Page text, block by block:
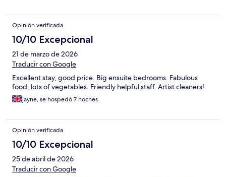
Opinión verificada
10/10 Excepcional
21 de marzo de 2026
Traducir con Google
Excellent stay, good price. Big ensuite bedrooms. Fabulous
food, lots of vegetables. Friendly helpful staff. Artist cleaners!
jayne, se hospedó 7 noches
Opinión verificada
10/10 Excepcional
25 de abril de 2026
Traducir con Google